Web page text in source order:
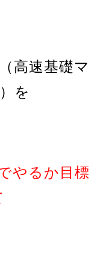
高速基礎マ
を
やるか目標